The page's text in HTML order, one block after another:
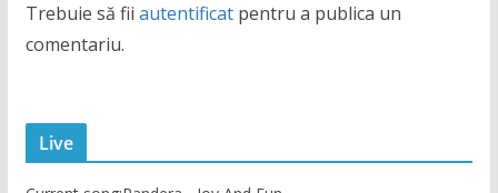
Trebuie să fii autentificatpentru a publica un
comentariu.
Live